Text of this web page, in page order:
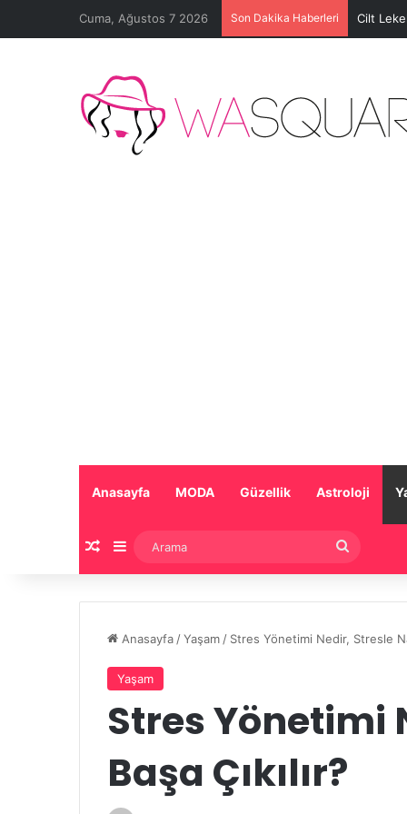
Cuma, Ağustos 7 2026 Son Dakika Haberleri Cilt
Anasayfa MODA Güzellik Astroloji
Rastgele Makale
Kenar Bölmesi
Anasayfa /Yaşam / Stres Yönetimi Nedir, Stresle
Yaşam
Stres Yönetimi
Başa Çıkılır?